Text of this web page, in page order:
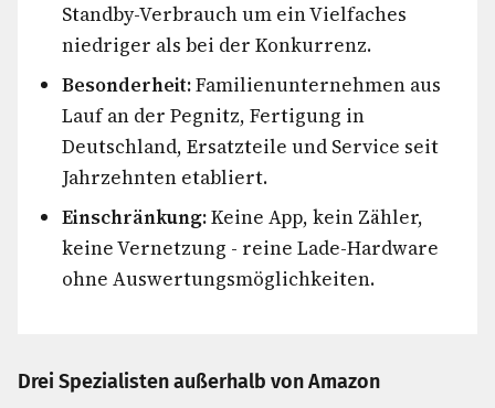
Standby-Verbrauch um ein Vielfaches
niedriger als bei der Konkurrenz.
Besonderheit:Familienunternehmen aus
Lauf an der Pegnitz, Fertigung in
Deutschland, Ersatzteile und Service seit
Jahrzehnten etabliert.
Einschränkung:Keine App, kein Zähler,
keine Vernetzung - reine Lade-Hardware
ohne Auswertungsmöglichkeiten.
Drei Spezialisten außerhalb von Amazon